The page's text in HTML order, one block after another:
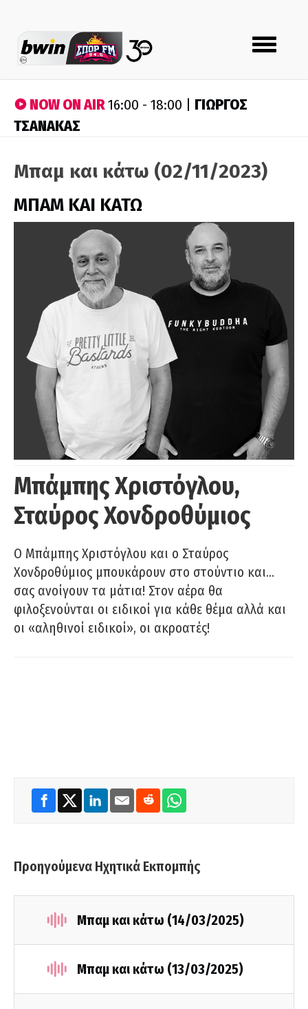
Toggle
navigation
NOW ON AIR16:00 - 18:00 | ΓΙΩΡΓΟΣ
ΤΣΑΝΑΚΑΣ
Μπαμ και κάτω (02/11/2023)
ΜΠΑΜ ΚΑΙ ΚΑΤΩ
Μπάμπης Χριστόγλου,
Σταύρος Χονδροθύμιος
O Μπάμπης Χριστόγλου και ο Σταύρος
Χονδροθύμιος μπουκάρουν στο στούντιο και…
σας ανοίγουν τα μάτια! Στον αέρα θα
φιλοξενούνται οι ειδικοί για κάθε θέμα αλλά και
οι «αληθινοί ειδικοί», οι ακροατές!
Προηγούμενα Ηχητικά Εκπομπής
Μπαμ και κάτω (14/03/2025)
Μπαμ και κάτω (13/03/2025)